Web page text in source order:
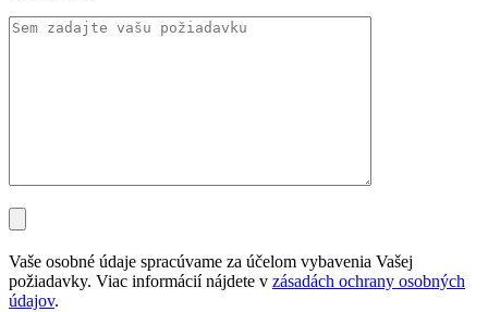
Vaše osobné údaje spracúvame za účelom vybavenia Vašej
požiadavky. Viac informácií nájdete v zásadách ochrany osobných
údajov.